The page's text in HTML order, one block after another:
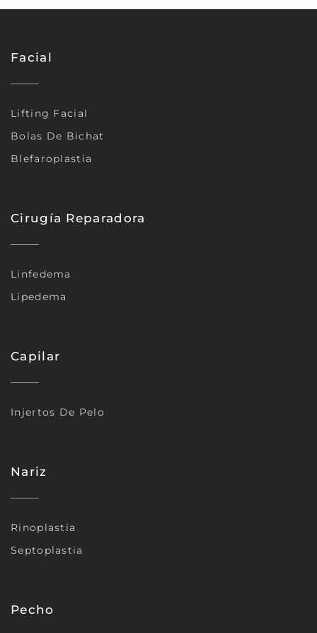
Facial
Lifting Facial
Bolas De Bichat
Blefaroplastia
Cirugía Reparadora
Linfedema
Lipedema
Capilar
Injertos De Pelo
Nariz
Rinoplastia
Septoplastia
Pecho